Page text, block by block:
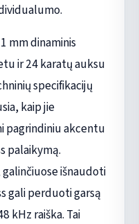
mm dinaminis
ir 24 karatų auksu
specifikacijų
kaip jie
pagrindiniu akcentu
palaikymą.
išnaudoti
gali perduoti garsą
kHz raiška. Tai